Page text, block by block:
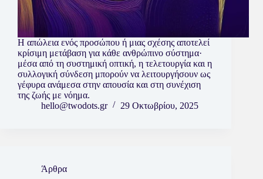
Η απώλεια ενός προσώπου ή μιας σχέσης αποτελεί
κρίσιμη μετάβαση για κάθε ανθρώπινο σύστημα·
μέσα από τη συστημική οπτική, η τελετουργία και η
συλλογική σύνδεση μπορούν να λειτουργήσουν ως
γέφυρα ανάμεσα στην απουσία και στη συνέχιση
της ζωής με νόημα.
hello@twodots.gr
29 Οκτωβρίου, 2025
Άρθρα